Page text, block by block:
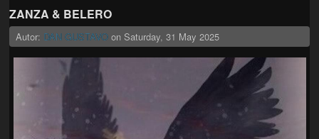
ZANZA & BELERO
Autor: DAN GUSTAVO on Saturday, 31 May 2025